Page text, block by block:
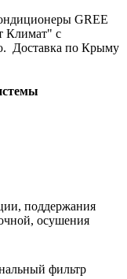
GREE
Климат" с
Доставка по Крыму
поддержания
осушения
фильтр